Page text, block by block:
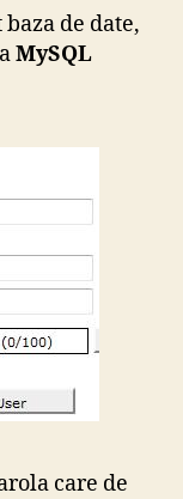
de date,
MySQL
care de